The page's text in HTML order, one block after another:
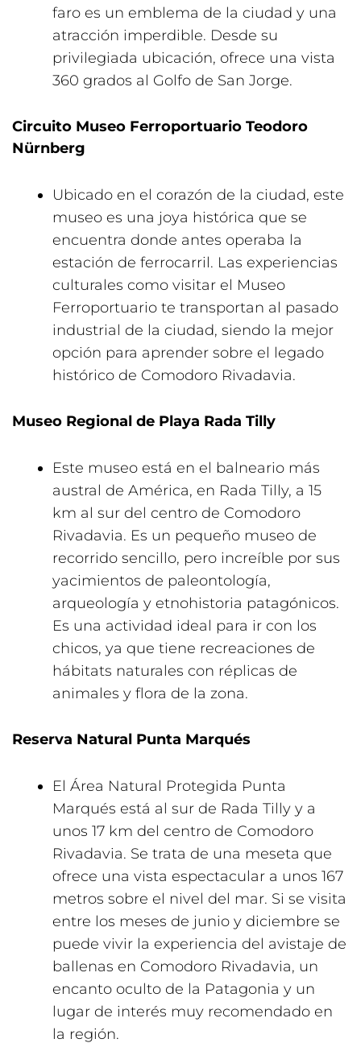
faro es un emblema de la ciudad y una
atracción imperdible. Desde su
privilegiada ubicación, ofrece una vista
360 grados al Golfo de San Jorge.
Circuito Museo Ferroportuario Teodoro
Nürnberg
Ubicado en el corazón de la ciudad, este
museo es una joya histórica que se
encuentra donde antes operaba la
estación de ferrocarril. Las experiencias
culturales como visitar el Museo
Ferroportuario te transportan al pasado
industrial de la ciudad, siendo la mejor
opción para aprender sobre el legado
histórico de Comodoro Rivadavia.
Museo Regional de Playa Rada Tilly
Este museo está en el balneario más
austral de América, en Rada Tilly, a 15
km al sur del centro de Comodoro
Rivadavia. Es un pequeño museo de
recorrido sencillo, pero increíble por sus
yacimientos de paleontología,
arqueología y etnohistoria patagónicos.
Es una actividad ideal para ir con los
chicos, ya que tiene recreaciones de
hábitats naturales con réplicas de
animales y flora de la zona.
Reserva Natural Punta Marqués
El Área Natural Protegida Punta
Marqués está al sur de Rada Tilly y a
unos 17 km del centro de Comodoro
Rivadavia. Se trata de una meseta que
ofrece una vista espectacular a unos 167
metros sobre el nivel del mar. Si se visita
entre los meses de junio y diciembre se
puede vivir la experiencia del avistaje de
ballenas en Comodoro Rivadavia, un
encanto oculto de la Patagonia y un
lugar de interés muy recomendado en
la región.